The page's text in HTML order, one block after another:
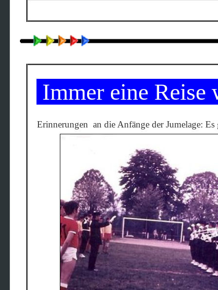
Immer eine Reise
Erinnerungen an die Anfänge der Jumelage: